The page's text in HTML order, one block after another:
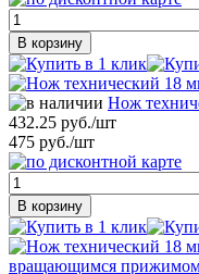
В корзину
Нож
432.25 руб./шт
475 руб./шт
В корзину